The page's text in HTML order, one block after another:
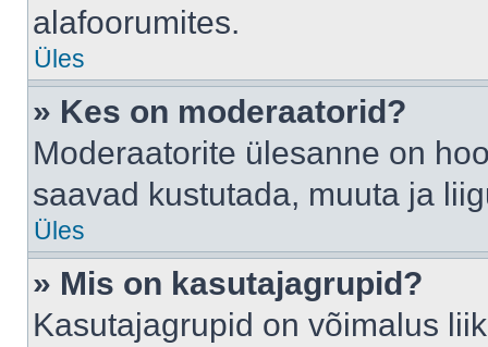
alafoorumites.
Üles
» Kes on moderaatorid?
Moderaatorite ülesanne on
saavad kustutada, muuta ja
Üles
» Mis on kasutajagrupid?
Kasutajagrupid on võimalus